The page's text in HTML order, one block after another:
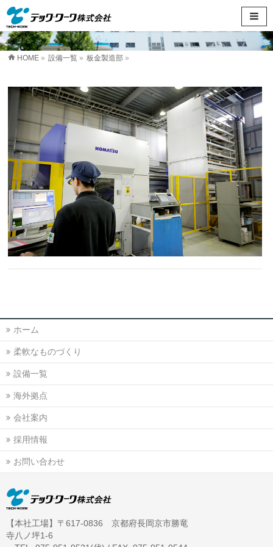
HOME » 設備一覧 » 板金製造部 »
ホーム
柔軟なものづくり
設備一覧
海外拠点
会社案内
採用情報
お問い合わせ
【本社工場】〒617-0836 京都府長岡京市勝竜
寺八ノ坪1-6